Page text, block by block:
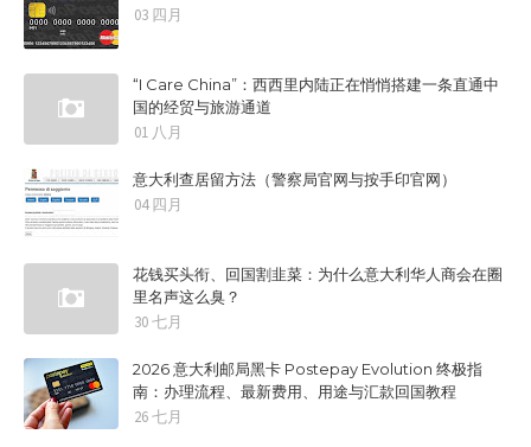
03 四月
“I Care China”：西西里内陆正在悄悄搭建一条直通中
国的经贸与旅游通道
01 八月
意大利查居留方法（警察局官网与按手印官网）
04 四月
花钱买头衔、回国割韭菜：为什么意大利华人商会在圈
里名声这么臭？
30 七月
2026 意大利邮局黑卡 Postepay Evolution 终极指
南：办理流程、最新费用、用途与汇款回国教程
26 七月